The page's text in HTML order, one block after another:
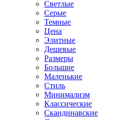
Светлые
Серые
Темные
Цена
Элитные
Дешевые
Размеры
Большие
Маленькие
Стиль
Минимализм
Классические
Скандинавские